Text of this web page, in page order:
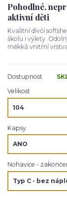
Pohodlné,
aktivní děti
Kvalitní dívčí
školu i výlety.
měkká vnitřní
Dostupnost
Velikost
Kapsy
Nohavice -